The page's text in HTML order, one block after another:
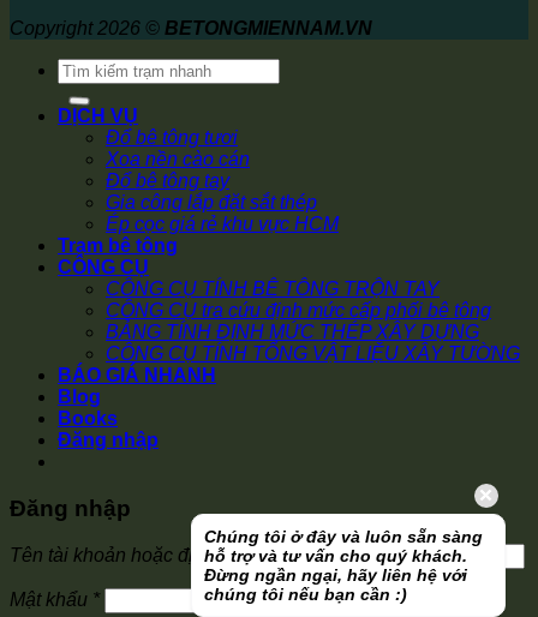
Copyright 2026 © BETONGMIENNAM.VN
Tìm
kiếm:
DỊCH VỤ
Đổ bê tông tươi
Xoa nền cào cán
Đổ bê tông tay
Gia công lắp đặt sắt thép
Ép cọc giá rẻ khu vực HCM
Trạm bê tông
CÔNG CỤ
CÔNG CỤ TÍNH BÊ TÔNG TRỘN TAY
CÔNG CỤ tra cứu định mức cấp phối bê tông
BẢNG TÍNH ĐỊNH MỨC THÉP XÂY DỰNG
CÔNG CỤ TÍNH TỔNG VẬT LIỆU XÂY TƯỜNG
BÁO GIÁ NHANH
Blog
Books
Đăng nhập
Chúng tôi ở đây và luôn sẵn sàng
hỗ trợ và tư vấn cho quý khách.
Đừng ngần ngại, hãy liên hệ với
chúng tôi nếu bạn cần :)
Đăng nhập
Tên tài khoản hoặc địa chỉ email*Bắt
buộc
Mật khẩu *Bắt